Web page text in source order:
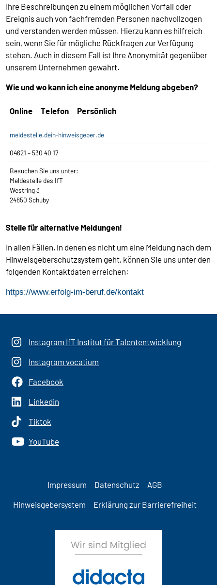
Ihre Beschreibungen zu einem möglichen Vorfall oder
Ereignis auch von fachfremden Personen nachvollzogen
und verstanden werden müssen. Hierzu kann es hilfreich
sein, wenn Sie für mögliche Rückfragen zur Verfügung
stehen. Auch in diesem Fall ist Ihre Anonymität gegenüber
unserem Unternehmen gewahrt.
Wie und wo kann ich eine anonyme Meldung abgeben?
Online Telefon Persönlich
meldestelle.dein-hinweisgeber.de
04621 – 530 40 17
Besuchen Sie uns unter:
Meldestelle des IfT
Westring 3
24850 Schuby
Stelle für alternative Meldungen!
In allen Fällen, in denen es nicht um eine Meldung nach dem
Hinweisgeberschutzsystem geht, können Sie uns unter den
folgenden Kontaktdaten erreichen:
https://www.erfolg-im-beruf.de/kontakt
Impressum Datenschutz AGB
Hinweisgebersystem Erklärung zur Barrierefreiheit
Instagram IfT Institut für Talententwicklung
Instagram vocatium
Facebook
Linkedin
Tiktok
YouTube